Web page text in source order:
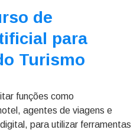
de
para
Turismo
funções como
agentes de viagens e
para utilizar ferramentas